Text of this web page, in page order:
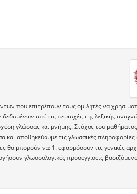
που επιτρέπουν τους οµιλητές να
από τις περιοχές της λεξικής
γλώσσας και µνήµης. Στόχος του µαθήµατος
αποθηκεύουµε τις γλωσσικές πληροφορίες
θα µπορούν να: 1. εφαρµόσουν τις γενικές
γλωσσολογικές προσεγγίσεις